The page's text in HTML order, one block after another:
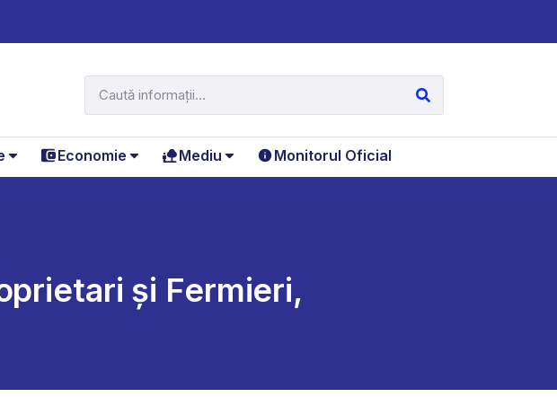
Economie Mediu Monitorul Oficial
și Fermieri,